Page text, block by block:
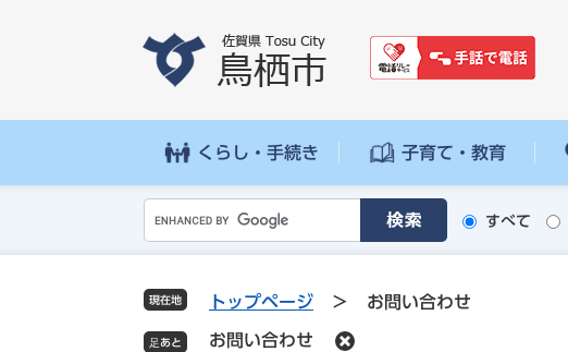
先
を
くらし・手続き 子育て・教育
o
g
l
e
すべて
現在地 トップページ > お問い合わせ
お問い合わせ